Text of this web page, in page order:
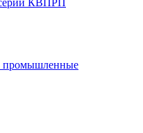
КВПРП
промышленные